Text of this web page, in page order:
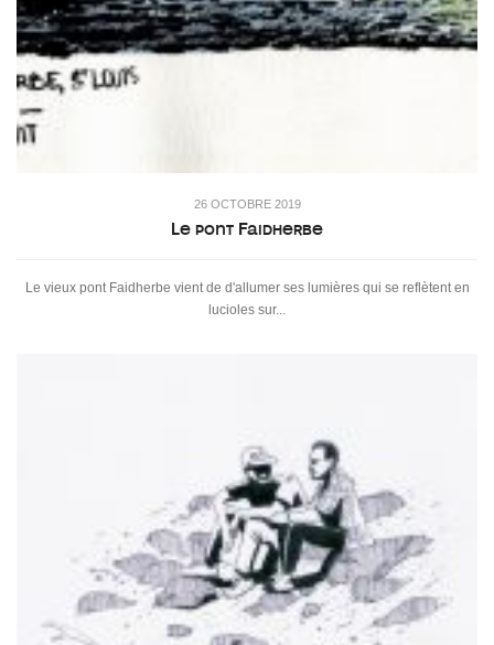
26 OCTOBRE 2019
Le pont Faidherbe
Le vieux pont Faidherbe vient de d'allumer ses lumières qui se reflètent en
lucioles sur...